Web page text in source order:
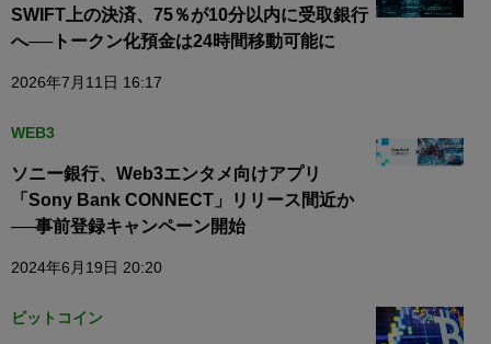
SWIFT上の決済、75％が10分以内に受取銀行
へ──トークン化預金は24時間移動可能に
2026年7月11日 16:17
WEB3
ソニー銀行、Web3エンタメ向けアプリ
「Sony Bank CONNECT」リリース間近か
──事前登録キャンペーン開始
2024年6月19日 20:20
ビットコイン